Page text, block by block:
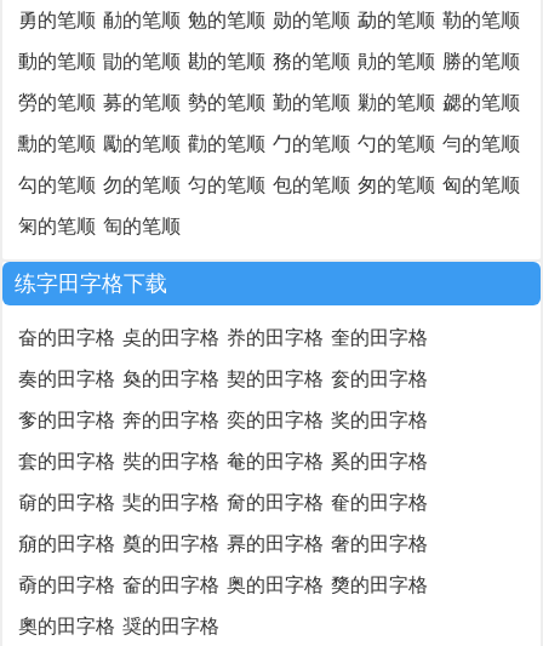
勇的笔顺 勈的笔顺 勉的笔顺 勋的笔顺 勐的笔顺 勒的笔顺
動的笔顺 勖的笔顺 勘的笔顺 務的笔顺 勛的笔顺 勝的笔顺
勞的笔顺 募的笔顺 勢的笔顺 勤的笔顺 勦的笔顺 勰的笔顺
勳的笔顺 勵的笔顺 勸的笔顺 勹的笔顺 勺的笔顺 勻的笔顺
勾的笔顺 勿的笔顺 匀的笔顺 包的笔顺 匆的笔顺 匈的笔顺
匊的笔顺 匋的笔顺
练字田字格下载
奋的田字格 奌的田字格 奍的田字格 奎的田字格
奏的田字格 奐的田字格 契的田字格 奒的田字格
奓的田字格 奔的田字格 奕的田字格 奖的田字格
套的田字格 奘的田字格 奙的田字格 奚的田字格
奛的田字格 奜的田字格 奝的田字格 奞的田字格
奟的田字格 奠的田字格 奡的田字格 奢的田字格
奣的田字格 奤的田字格 奥的田字格 奦的田字格
奧的田字格 奨的田字格